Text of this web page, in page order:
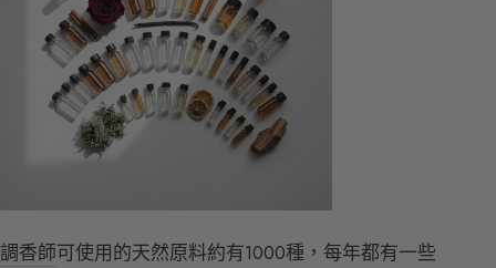
調香師可使用的天然原料約有1000種，每年都有一些